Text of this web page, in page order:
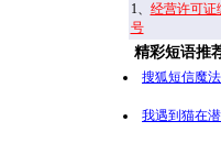
1、 经营许可证
号
精彩短语推
搜狐短信魔
我遇到猫在